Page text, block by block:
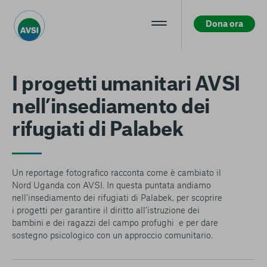
La tua privacy
I cookie e altre tecnologie simili sono una parte
navigazione più comoda ed efficiente, nonché consentirci di
migliorare i nostri servizi e la Piattaforma stessa. Inoltre, i
cookie vengono utilizzati per mostrare pubblicità che risulti
interessante per l’utente quando visita i siti Web e le app di
terzi. Qui sono disponibili tutte le informazioni sui cookie che
utilizziamo e sarà possibile attivarli e/o disattivarli secondo
per il funzionamento della Piattaforma. È importante tenere
Dona ora
I progetti umanitari AVSI
nell’insediamento dei
rifugiati di Palabek
Un reportage fotografico racconta come è cambiato il
Nord Uganda con AVSI. In questa puntata andiamo
nell’insediamento dei rifugiati di Palabek, per scoprire
i progetti per garantire il diritto all’istruzione dei
bambini e dei ragazzi del campo profughi e per dare
sostegno psicologico con un approccio comunitario.